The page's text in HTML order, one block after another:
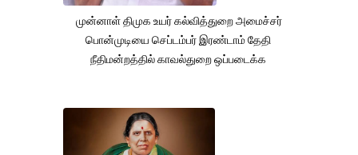
முன்னாள் திமுக உயர் கல்வித்துறை அமைச்சர்
பொன்முடியை செப்டம்பர் இரண்டாம் தேதி
நீதிமன்றத்தில் காவல்துறை ஒப்படைக்க